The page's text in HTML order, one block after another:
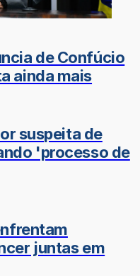
de Confúcio
ainda mais
suspeita de
'processo de
juntas em